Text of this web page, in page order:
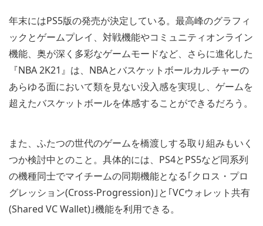
年末にはPS5版の発売が決定している。最高峰のグラフィ
ックとゲームプレイ、対戦機能やコミュニティオンライン
機能、奥が深く多彩なゲームモードなど、さらに進化した
『NBA 2K21』は、NBAとバスケットボールカルチャーの
あらゆる面において類を見ない没入感を実現し、ゲームを
超えたバスケットボールを体感することができるだろう。
また、ふたつの世代のゲームを橋渡しする取り組みもいく
つか検討中とのこと。具体的には、PS4とPS5など同系列
の機種同士でマイチームの同期機能となる｢クロス・プロ
グレッション(Cross-Progression)｣と｢VCウォレット共有
(Shared VC Wallet)｣機能を利用できる。